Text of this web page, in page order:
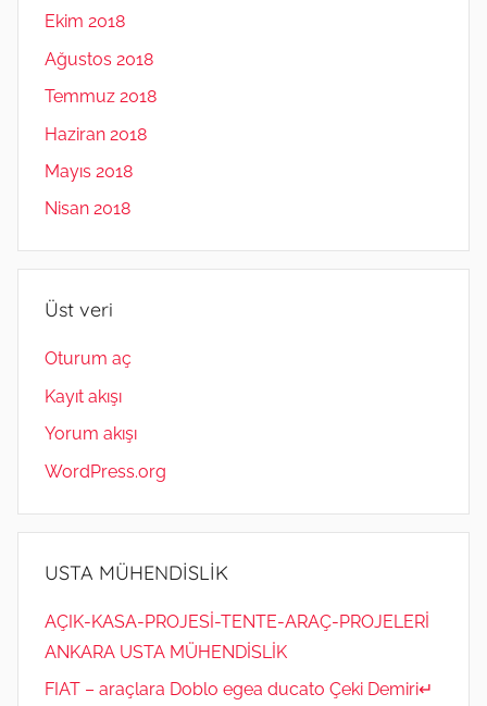
Ekim 2018
Ağustos 2018
Temmuz 2018
Haziran 2018
Mayıs 2018
Nisan 2018
Üst veri
Oturum aç
Kayıt akışı
Yorum akışı
WordPress.org
USTA MÜHENDİSLİK
AÇIK-KASA-PROJESİ-TENTE-ARAÇ-PROJELERİ
ANKARA USTA MÜHENDİSLİK
FIAT – araçlara Doblo egea ducato Çeki Demiri↵